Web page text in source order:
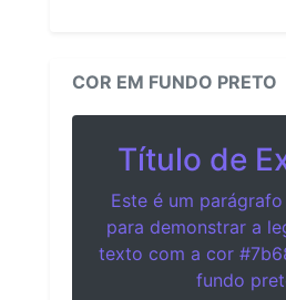
COR EM FUNDO PRETO
Título de
Este é um
para demonstrar a
texto com a cor
fundo